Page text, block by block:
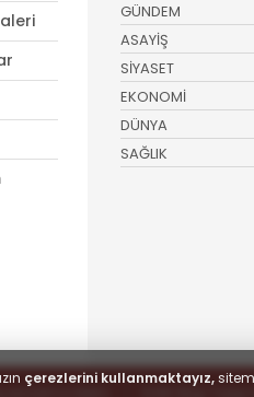
GÜNDEM
ASAYİŞ
SİYASET
EKONOMİ
DÜNYA
SAĞLIK
çerezlerini kullanmaktayız,